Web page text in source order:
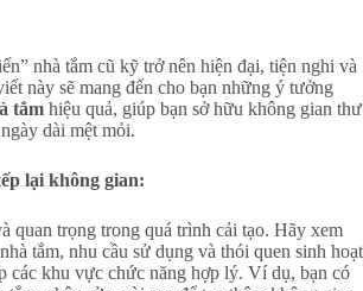
nhà tắm cũ kỹ trở nên hiện đại, tiện nghi và
này sẽ mang đến cho bạn những ý tưởng
tắm hiệu quả, giúp bạn sở hữu không gian thư
dài mệt mỏi.
lại không gian:
quan trọng trong quá trình cải tạo. Hãy xem
tắm, nhu cầu sử dụng và thói quen sinh hoạt
các khu vực chức năng hợp lý. Ví dụ, bạn có